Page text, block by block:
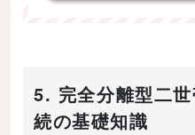
5. 完全分離型二
続の基礎知識